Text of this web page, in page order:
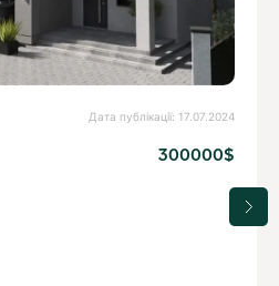
Дата публікації: 17.07.2024
300000$